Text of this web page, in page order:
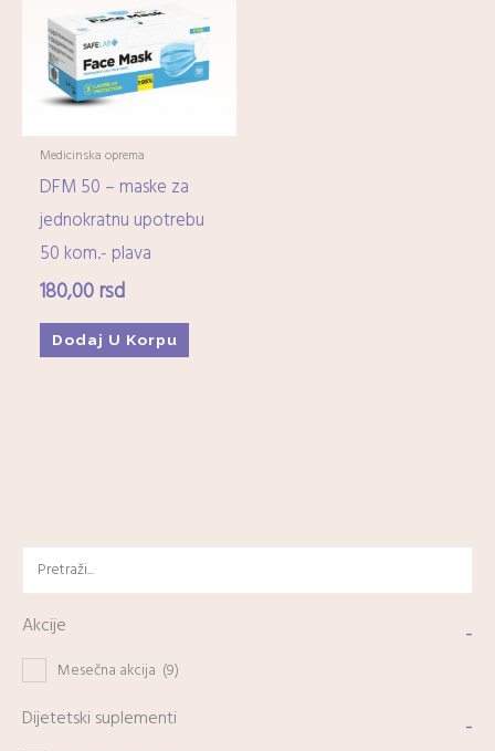
Akcije -
Mesečna akcija (9)
Dijetetski suplementi -
Imunitet
Minerali(0)
Ostali dijetetski suplementi
Kozmetika
Higijena
Mame-i-bebe
Domaćinstvo
Medicinska oprema
DFM 50 – maske za
jednokratnu upotrebu
50 kom.- plava
180,00 rsd
Dodaj U Korpu